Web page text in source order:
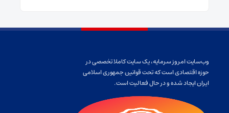
وب‌سایت امروز سرمایه، یک سایت کاملا تخصصی در
حوزه اقتصادی است که تحت قوانین جمهوری اسلامی
ایران ایجاد شده و در حال فعالیت است.